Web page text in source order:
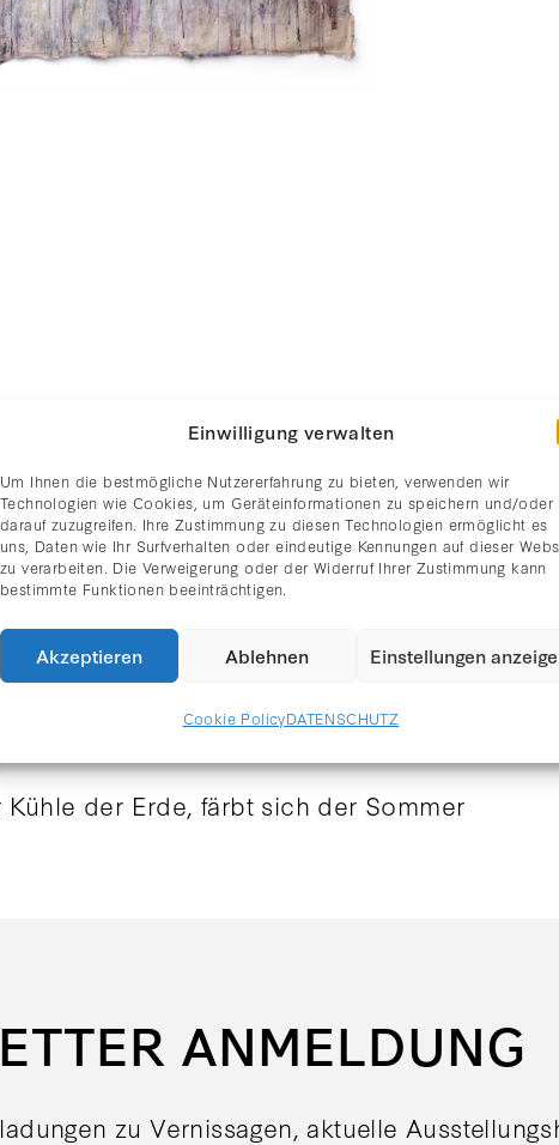
Einwilligung verwalten
Um Ihnen die bestmögliche Nutzererfahrung zu bieten, verwenden wir
Technologien wie Cookies, um Geräteinformationen zu speichern und/oder
darauf zuzugreifen. Ihre Zustimmung zu diesen Technologien ermöglicht es
uns, Daten wie Ihr Surfverhalten oder eindeutige Kennungen auf dieser
zu verarbeiten. Die Verweigerung oder der Widerruf Ihrer Zustimmung kann
bestimmte Funktionen beeinträchtigen.
Akzeptieren Ablehnen Einstellungen
Cookie PolicyDATENSCHUTZ
der Erde, färbt sich der Sommer
ANMELDUNG
zu Vernissagen, aktuelle